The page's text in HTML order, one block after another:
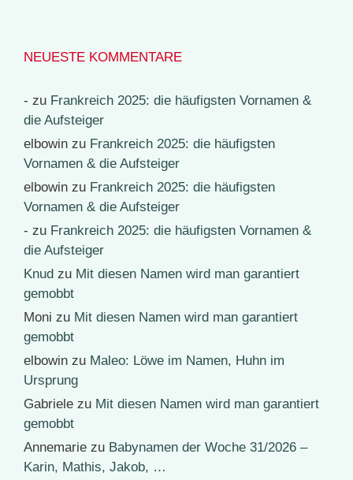
NEUESTE KOMMENTARE
- zu Frankreich 2025: die häufigsten Vornamen &
die Aufsteiger
elbowin zu Frankreich 2025: die häufigsten
Vornamen & die Aufsteiger
elbowin zu Frankreich 2025: die häufigsten
Vornamen & die Aufsteiger
- zu Frankreich 2025: die häufigsten Vornamen &
die Aufsteiger
Knud zu Mit diesen Namen wird man garantiert
gemobbt
Moni zu Mit diesen Namen wird man garantiert
gemobbt
elbowin zu Maleo: Löwe im Namen, Huhn im
Ursprung
Gabriele zu Mit diesen Namen wird man garantiert
gemobbt
Annemarie zu Babynamen der Woche 31/2026 –
Karin, Mathis, Jakob, …